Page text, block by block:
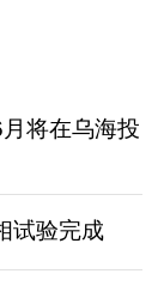
将在乌海投
试验完成